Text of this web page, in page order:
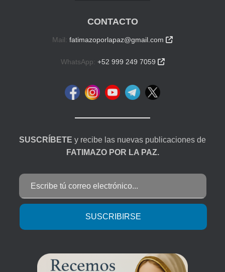
CONTACTO
Mail: fatimazoporlapaz@gmail.com 
WhatsApp: +52 999 249 7059 
SUSCRÍBETE y recibe las nuevas publicaciones de
FATIMAZO POR LA PAZ.
SUSCRIBIRSE